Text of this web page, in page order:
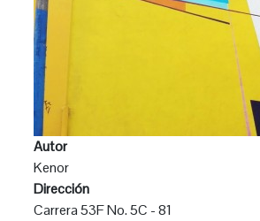
Autor
Kenor
Dirección
Carrera 53F No. 5C - 81